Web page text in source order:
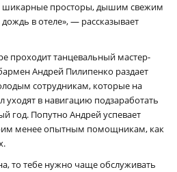
шикарные просторы, дышим свежим
в отеле», — рассказывает
проходит танцевальный мастер-
Андрей Пилипенко раздает
сотрудникам, которые на
уходят в навигацию подзаработать
год. Попутно Андрей успевает
менее опытным помощникам, как
то тебе нужно чаще обслуживать